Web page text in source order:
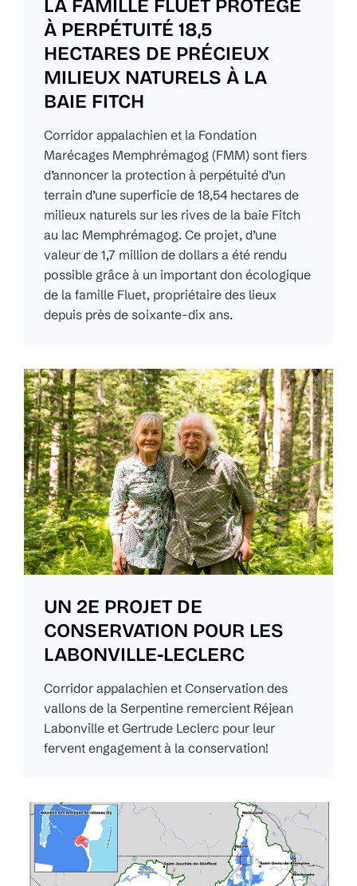
LA FAMILLE FLUET PROTÈGE
À PERPÉTUITÉ 18,5
HECTARES DE PRÉCIEUX
MILIEUX NATURELS À LA
BAIE FITCH
Corridor appalachien et la Fondation
Marécages Memphrémagog (FMM) sont fiers
d’annoncer la protection à perpétuité d’un
terrain d’une superficie de 18,54 hectares de
milieux naturels sur les rives de la baie Fitch
au lac Memphrémagog. Ce projet, d’une
valeur de 1,7 million de dollars a été rendu
possible grâce à un important don écologique
de la famille Fluet, propriétaire des lieux
depuis près de soixante-dix ans.
UN 2E PROJET DE
CONSERVATION POUR LES
LABONVILLE-LECLERC
Corridor appalachien et Conservation des
vallons de la Serpentine remercient Réjean
Labonville et Gertrude Leclerc pour leur
fervent engagement à la conservation!